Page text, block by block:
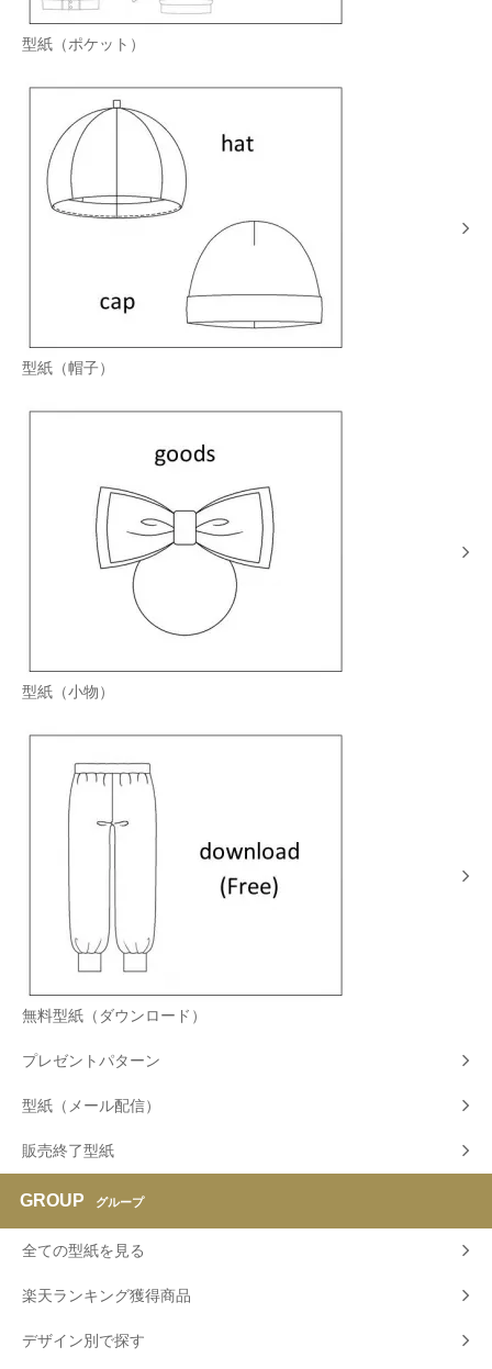
型紙（ポケット）
型紙（帽子）
型紙（小物）
無料型紙（ダウンロード）
プレゼントパターン
型紙（メール配信）
販売終了型紙
GROUP グループ
全ての型紙を見る
楽天ランキング獲得商品
デザイン別で探す